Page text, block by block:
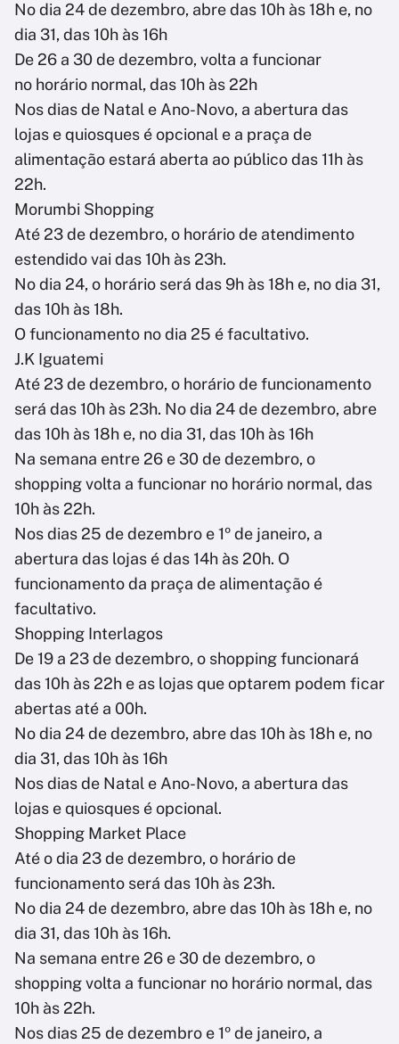
No dia 24 de dezembro, abre das 10h às 18h e, no
dia 31, das 10h às 16h
De 26 a 30 de dezembro, volta a funcionar
no horário normal, das 10h às 22h
Nos dias de Natal e Ano-Novo, a abertura das
lojas e quiosques é opcional e a praça de
alimentação estará aberta ao público das 11h às
22h.
Morumbi Shopping
Até 23 de dezembro, o horário de atendimento
estendido vai das 10h às 23h.
No dia 24, o horário será das 9h às 18h e, no dia 31,
das 10h às 18h.
O funcionamento no dia 25 é facultativo.
J.K Iguatemi
Até 23 de dezembro, o horário de funcionamento
será das 10h às 23h. No dia 24 de dezembro, abre
das 10h às 18h e, no dia 31, das 10h às 16h
Na semana entre 26 e 30 de dezembro, o
shopping volta a funcionar no horário normal, das
10h às 22h.
Nos dias 25 de dezembro e 1º de janeiro, a
abertura das lojas é das 14h às 20h. O
funcionamento da praça de alimentação é
facultativo.
Shopping Interlagos
De 19 a 23 de dezembro, o shopping funcionará
das 10h às 22h e as lojas que optarem podem ficar
abertas até a 00h.
No dia 24 de dezembro, abre das 10h às 18h e, no
dia 31, das 10h às 16h
Nos dias de Natal e Ano-Novo, a abertura das
lojas e quiosques é opcional.
Shopping Market Place
Até o dia 23 de dezembro, o horário de
funcionamento será das 10h às 23h.
No dia 24 de dezembro, abre das 10h às 18h e, no
dia 31, das 10h às 16h.
Na semana entre 26 e 30 de dezembro, o
shopping volta a funcionar no horário normal, das
10h às 22h.
Nos dias 25 de dezembro e 1º de janeiro, a